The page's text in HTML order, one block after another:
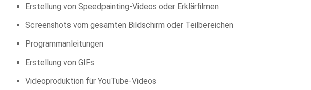
Erstellung von Speedpainting-Videos oder Erklärfilmen
Screenshots vom gesamten Bildschirm oder Teilbereichen
Programmanleitungen
Erstellung von GIFs
Videoproduktion für YouTube-Videos